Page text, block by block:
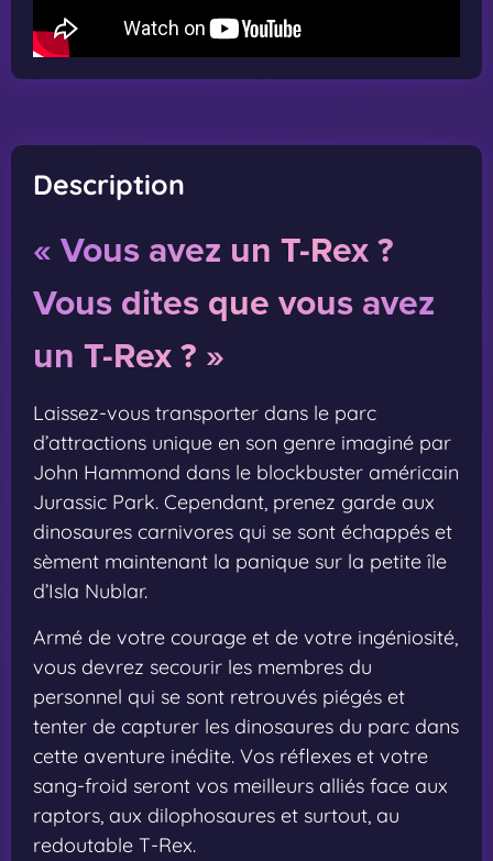
Description
« Vous avez un T-Rex ?
Vous dites que vous avez
un T-Rex ? »
Laissez-vous transporter dans le parc
d’attractions unique en son genre imaginé par
John Hammond dans le blockbuster américain
Jurassic Park. Cependant, prenez garde aux
dinosaures carnivores qui se sont échappés et
sèment maintenant la panique sur la petite île
d’Isla Nublar.
Armé de votre courage et de votre ingéniosité,
vous devrez secourir les membres du
personnel qui se sont retrouvés piégés et
tenter de capturer les dinosaures du parc dans
cette aventure inédite. Vos réflexes et votre
sang-froid seront vos meilleurs alliés face aux
raptors, aux dilophosaures et surtout, au
redoutable T-Rex.